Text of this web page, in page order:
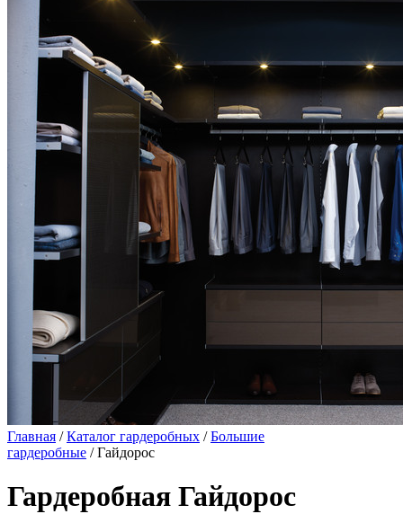
Главная /Каталог гардеробных /Большие
гардеробные / Гайдорос
Гардеробная Гайдорос